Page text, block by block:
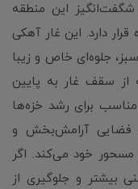
این منطقه
دارد. این غار آهکی
جلوه‌ای خاص و زیبا
سقف غار به پایین
برای رشد خزه‌ها
فضایی آرامش‌بخش و
مسحور خود می‌کند. اگر
بیشتر و جلوگیری از